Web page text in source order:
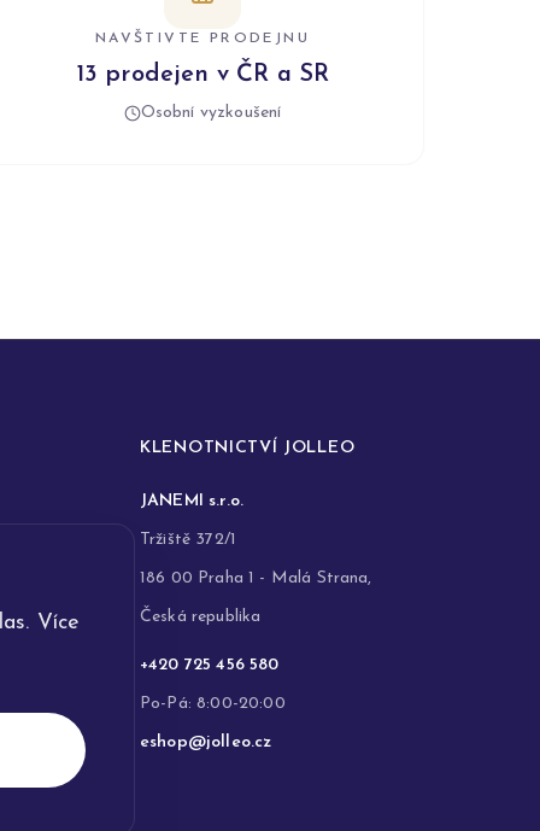
Více
NAVŠTIVTE PRODEJNU
13 prodejen v ČR a SR
Osobní vyzkoušení
KLENOTNICTVÍ JOLLEO
JANEMI s.r.o.
Tržiště 372/1
186 00 Praha 1 - Malá Strana,
Česká republika
+420 725 456 580
Po-Pá: 8:00-20:00
eshop@jolleo.cz